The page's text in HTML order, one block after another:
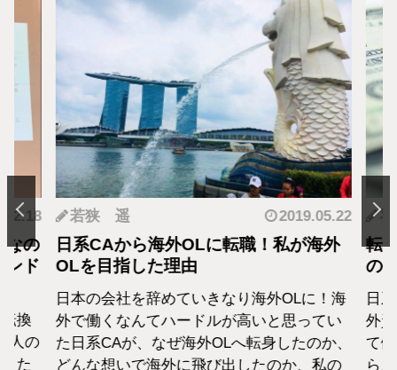
の
ド
換
人の
た
若狭 遥 2019.05.22
日系CAから海外OLに転職！私が海外
OLを目指した理由
日本の会社を辞めていきなり海外OLに！海
外で働くなんてハードルが高いと思ってい
た日系CAが、なぜ海外OLへ転身したのか、
どんな想いで海外に飛び出したのか、私の
羽
転
の
日
外
て
ら